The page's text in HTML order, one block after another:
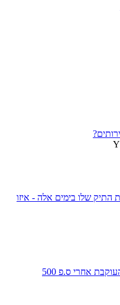
התיק שלו בימים אלה - איזו
אחרי ס.פ 500